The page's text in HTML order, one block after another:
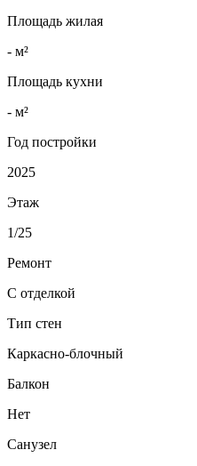
Площадь жилая
- м²
Площадь кухни
- м²
Год постройки
2025
Этаж
1/25
Ремонт
С отделкой
Тип стен
Каркасно-блочный
Балкон
Нет
Санузел